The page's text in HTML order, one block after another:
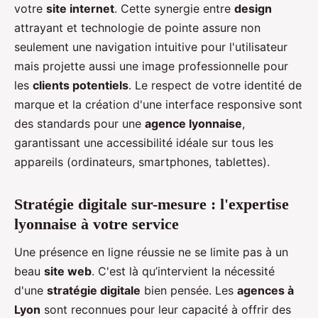
votre site internet. Cette synergie entre design
attrayant et technologie de pointe assure non
seulement une navigation intuitive pour l'utilisateur
mais projette aussi une image professionnelle pour
les clients potentiels. Le respect de votre identité de
marque et la création d'une interface responsive sont
des standards pour une agence lyonnaise,
garantissant une accessibilité idéale sur tous les
appareils (ordinateurs, smartphones, tablettes).
Stratégie digitale sur-mesure : l'expertise
lyonnaise à votre service
Une présence en ligne réussie ne se limite pas à un
beau site web. C'est là qu’intervient la nécessité
d'une stratégie digitale bien pensée. Les agences à
Lyon sont reconnues pour leur capacité à offrir des